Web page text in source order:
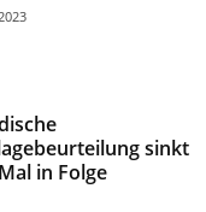
sinkt
in Folge